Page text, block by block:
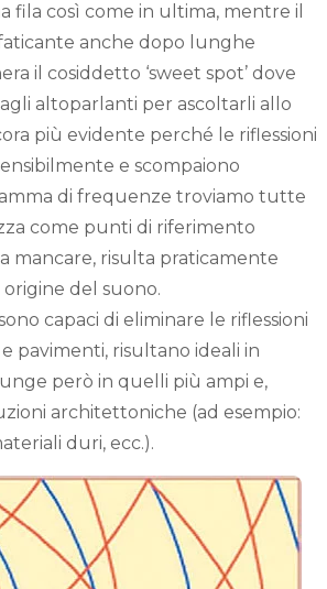
fila così come in ultima, mentre il
anche dopo lunghe
il cosiddetto ‘sweet spot’ dove
altoparlanti per ascoltarli allo
più evidente perché le riflessioni
e scompaiono
di frequenze troviamo tutte
come punti di riferimento
mancare, risulta praticamente
del suono.
capaci di eliminare le riflessioni
pavimenti, risultano ideali in
però in quelli più ampi e,
architettoniche (ad esempio:
duri, ecc.).